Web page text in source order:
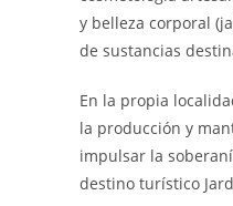
y belleza corporal
de sustancias
En la propia
la producción y
impulsar la
destino turístico